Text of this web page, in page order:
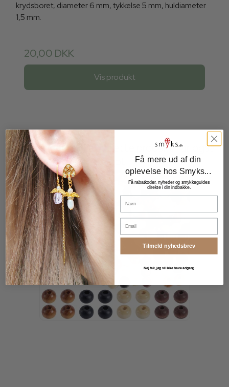
krydsboret, diameter 6 mm, tykkelse 5 mm, huldiameter
1,5 mm.
20,00 DKK
Vis produkt
Kunder der har købt dette produkt har også
Få mere ud af din
oplevelse hos Smyks...
Få rabatkoder, nyheder og smykkeguides
direkte i din indbakke.
Tilmeld nyhedsbrev
Nej tak, jeg vil ikke have adgang